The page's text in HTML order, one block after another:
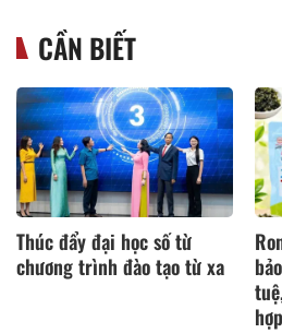
CẦN BIẾT
Thúc đẩy đại học số từ
chương trình đào tạo từ xa